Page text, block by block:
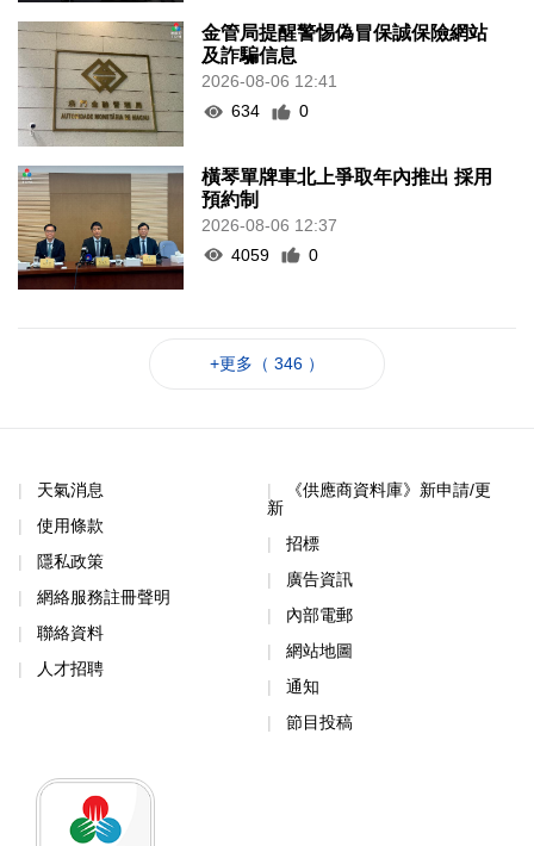
金管局提醒警惕偽冒保誠保險網站
及詐騙信息
2026-08-06 12:41
634
0
橫琴單牌車北上爭取年內推出 採用
預約制
2026-08-06 12:37
4059
0
+更多（ 346 ）
天氣消息
使用條款
隱私政策
網絡服務註冊聲明
聯絡資料
人才招聘
《供應商資料庫》新申請/更
新
招標
廣告資訊
內部電郵
網站地圖
通知
節目投稿